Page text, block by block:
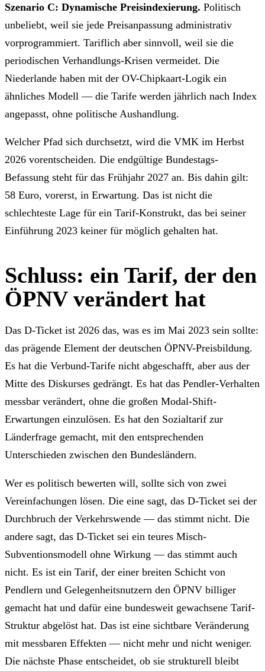
Szenario C: Dynamische Preisindexierung. Politisch
unbeliebt, weil sie jede Preisanpassung administrativ
vorprogrammiert. Tariflich aber sinnvoll, weil sie die
periodischen Verhandlungs-Krisen vermeidet. Die
Niederlande haben mit der OV-Chipkaart-Logik ein
ähnliches Modell — die Tarife werden jährlich nach Index
angepasst, ohne politische Aushandlung.
Welcher Pfad sich durchsetzt, wird die VMK im Herbst
2026 vorentscheiden. Die endgültige Bundestags-
Befassung steht für das Frühjahr 2027 an. Bis dahin gilt:
58 Euro, vorerst, in Erwartung. Das ist nicht die
schlechteste Lage für ein Tarif-Konstrukt, das bei seiner
Einführung 2023 keiner für möglich gehalten hat.
Schluss: ein Tarif, der den
ÖPNV verändert hat
Das D-Ticket ist 2026 das, was es im Mai 2023 sein sollte:
das prägende Element der deutschen ÖPNV-Preisbildung.
Es hat die Verbund-Tarife nicht abgeschafft, aber aus der
Mitte des Diskurses gedrängt. Es hat das Pendler-Verhalten
messbar verändert, ohne die großen Modal-Shift-
Erwartungen einzulösen. Es hat den Sozialtarif zur
Länderfrage gemacht, mit den entsprechenden
Unterschieden zwischen den Bundesländern.
Wer es politisch bewerten will, sollte sich von zwei
Vereinfachungen lösen. Die eine sagt, das D-Ticket sei der
Durchbruch der Verkehrswende — das stimmt nicht. Die
andere sagt, das D-Ticket sei ein teures Misch-
Subventionsmodell ohne Wirkung — das stimmt auch
nicht. Es ist ein Tarif, der einer breiten Schicht von
Pendlern und Gelegenheitsnutzern den ÖPNV billiger
gemacht hat und dafür eine bundesweit gewachsene Tarif-
Struktur abgelöst hat. Das ist eine sichtbare Veränderung
mit messbaren Effekten — nicht mehr und nicht weniger.
Die nächste Phase entscheidet, ob sie strukturell bleibt